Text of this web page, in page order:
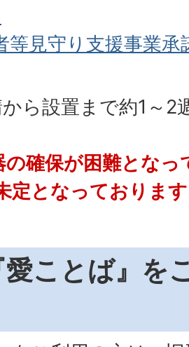
等見守り支援事業
ら設置まで約1～2
確保が困難となっ
定となっておりま
ことば』を